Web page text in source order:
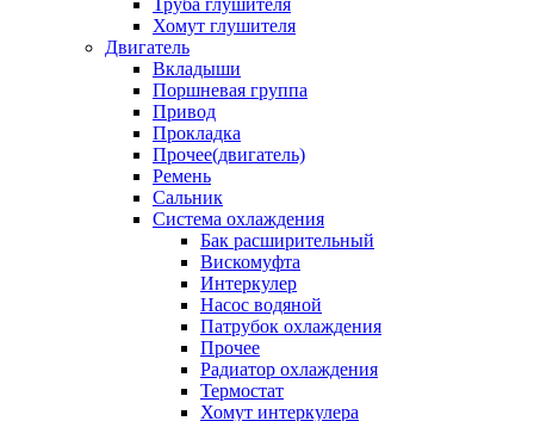
Труба глушителя
Хомут глушителя
Двигатель
Вкладыши
Поршневая группа
Привод
Прокладка
Прочее(двигатель)
Ремень
Сальник
Система охлаждения
Бак расширительный
Вискомуфта
Интеркулер
Насос водяной
Патрубок охлаждения
Прочее
Радиатор охлаждения
Термостат
Хомут интеркулера